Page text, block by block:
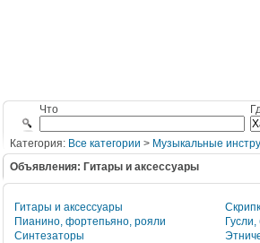
Что
Категория: Все категории > Музыкальные
Объявления: Гитары и аксессуары
Гитары и аксессуары
Пианино, фортепьяно, рояли
Синтезаторы